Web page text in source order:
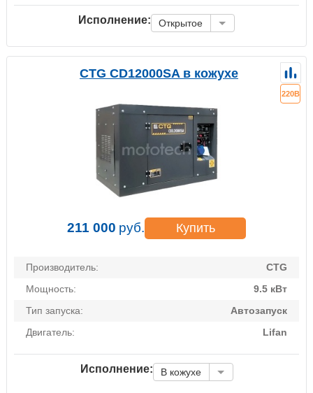
Исполнение: Открытое
CTG CD12000SA в кожухе
220В
211 000 руб. Купить
Производитель:
CTG
Мощность:
9.5 кВт
Тип запуска:
Автозапуск
Двигатель:
Lifan
Исполнение: В кожухе